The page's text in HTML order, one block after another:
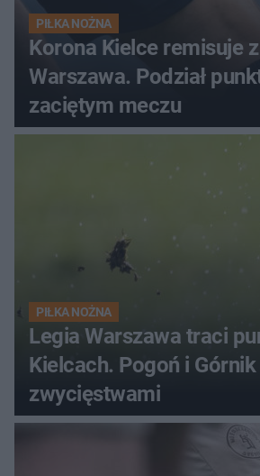
PIŁKA NOŻNA
Korona Kielce remisuje
Warszawa. Podział
zaciętym meczu
PIŁKA NOŻNA
Legia Warszawa traci
Kielcach. Pogoń i
zwycięstwami